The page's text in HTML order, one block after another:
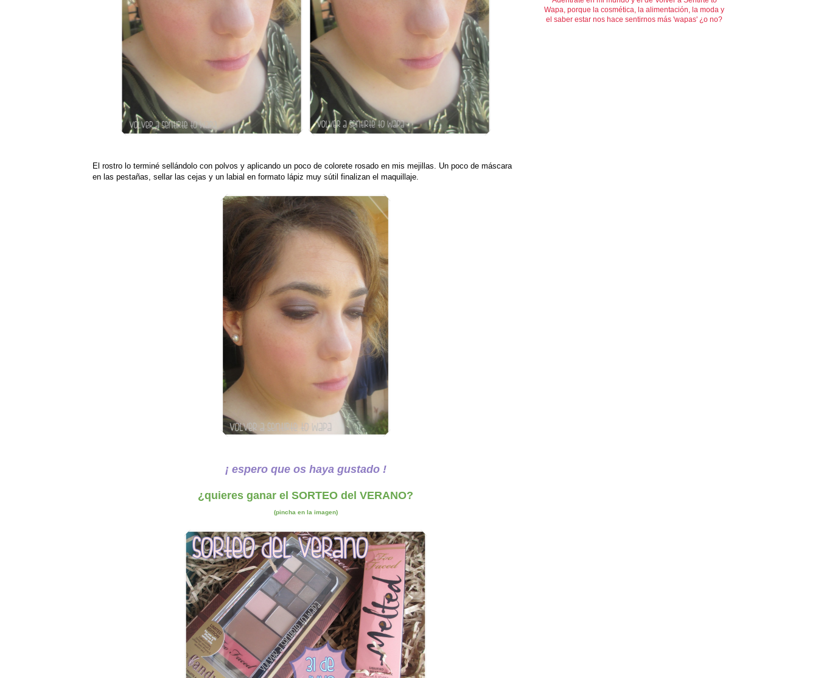
El rostro lo terminé sellándolo con polvos y aplicando un poco de colorete rosado en mis mejillas. Un poco de máscara
en las pestañas, sellar las cejas y un labial en formato lápiz muy sútil finalizan el maquillaje.
¡ espero que os haya gustado !
¿quieres ganar el SORTEO del VERANO?
(pincha en la imagen)
Wapa, porque la cosmética, la alimentación, la moda y
el saber estar nos hace sentirnos más 'wapas' ¿o no?